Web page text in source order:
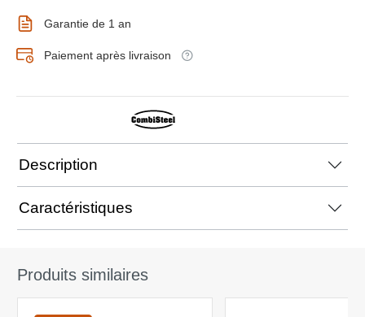
Garantie de 1 an
Paiement après livraison
Description
Caractéristiques
Produits similaires